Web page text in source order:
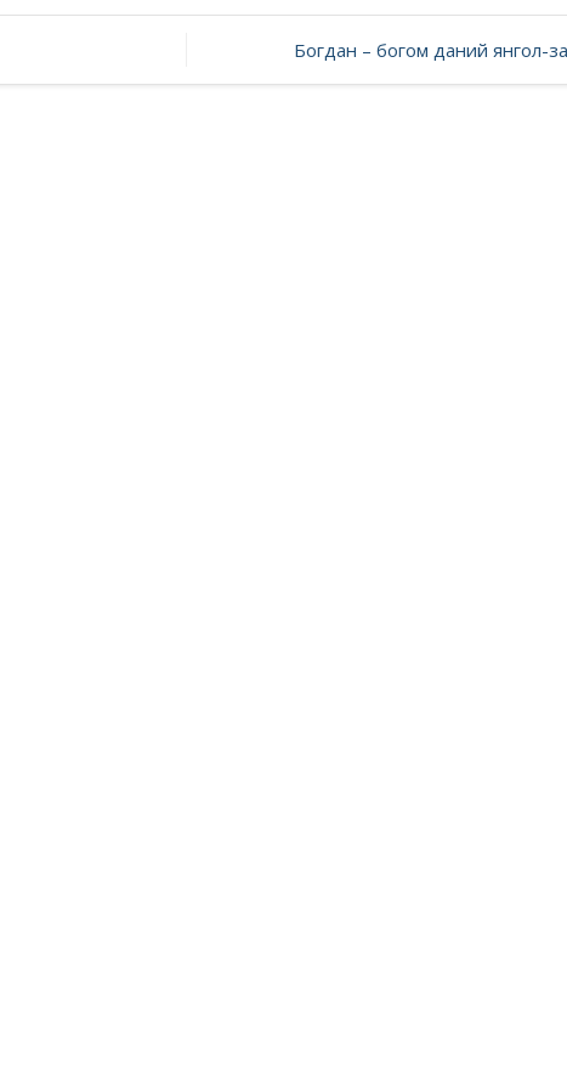
Богдан – богом даний янгол-